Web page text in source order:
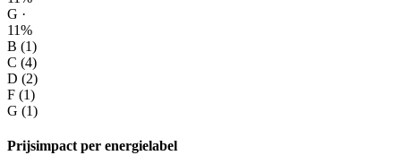
G ·
11%
B (1)
C (4)
D (2)
F (1)
G (1)
Prijsimpact per energielabel